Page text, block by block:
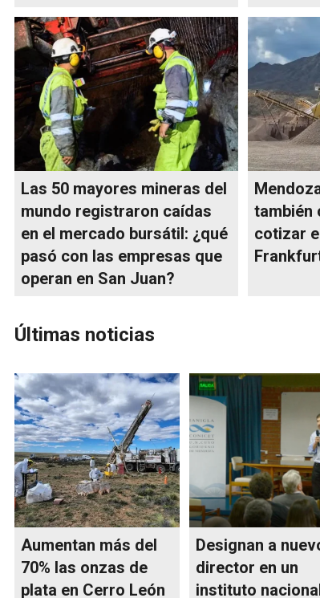
Las 50 mayores mineras del
mundo registraron caídas
en el mercado bursátil: ¿qué
pasó con las empresas que
operan en San Juan?
también
cotizar
Últimas noticias
Aumentan más del
70% las onzas de
plata en Cerro León
Designan a
director en un
instituto